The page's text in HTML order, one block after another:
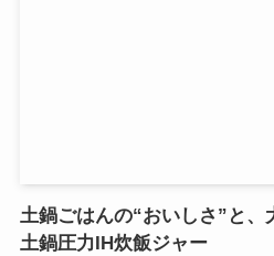
土鍋ごはんの“おいしさ”と
土鍋圧力IH炊飯ジャー